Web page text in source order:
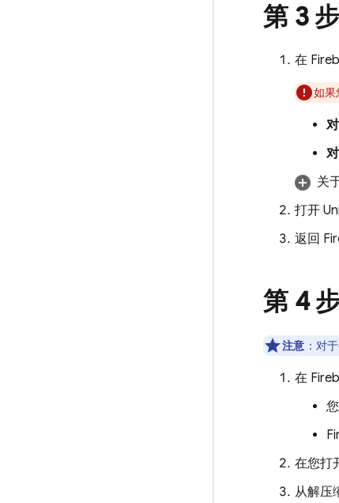
第 3 步
在
如果
关
打开
返回
第 4
注意 ：对
在
在您打
从解压